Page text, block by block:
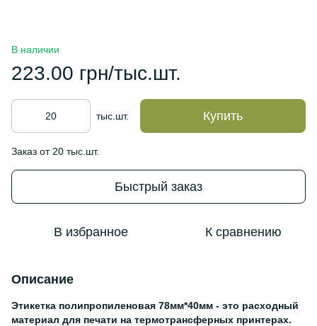
В наличии
223.00 грн/тыс.шт.
тыс.шт. Купить
Заказ от 20 тыс.шт.
Быстрый заказ
В избранное К сравнению
Описание
Этикетка полипропиленовая 78мм*40мм - это расходный
материал для печати на термотрансферных принтерах.